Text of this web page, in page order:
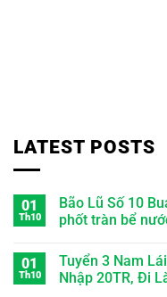
LATEST POSTS
01
Th10
Bão Lũ Số 10
phốt tràn bể
01
Th10
Tuyển 3 Nam
Nhập 20TR, Đi